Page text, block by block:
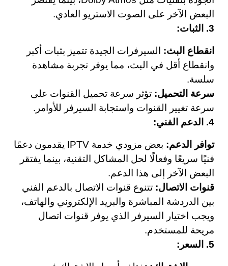
البعض الآخر على الصوت الاستريو العادي.
3. الثبات:
انقطاع البث: السيرفرات الجيدة تتميز بثبات أكبر
وانقطاع أقل في البث، مما يوفر تجربة مشاهدة
سلسة.
سرعة التحميل: تؤثر سرعة تحميل القنوات على
سرعة تغيير القنوات واستجابة السيرفر للأوامر.
4. الدعم الفني:
توافر الدعم:
بعض مزودي خدمة IPTV يقدمون دعمًا
فنيًا سريعًا وفعالًا لحل المشاكل التقنية، بينما يفتقر
البعض الآخر إلى هذا الدعم.
قنوات الاتصال: تتنوع قنوات الاتصال بالدعم الفني
بين الدردشة المباشرة والبريد الإلكتروني والهاتف،
ويجب اختيار السيرفر الذي يوفر قنوات اتصال
مريحة للمستخدم.
5. السعر: